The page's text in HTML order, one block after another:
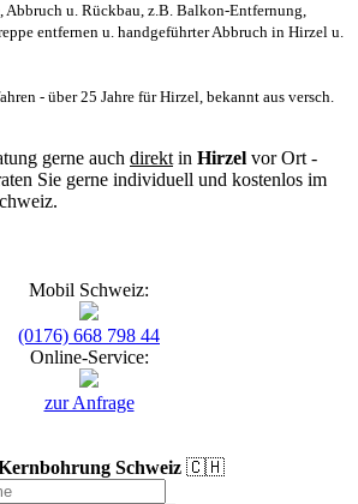
Abbruch u. Rückbau, z.B. Balkon-Entfernung,
entfernen u. handgeführter Abbruch in Hirzel u.
- über 25 Jahre für Hirzel, bekannt aus versch.
gerne auch direkt in Hirzel vor Ort -
Sie gerne individuell und kostenlos im
Mobil Schweiz:
(0176) 668 798 44
Online-Service:
zur Anfrage
Schweiz🇨🇭